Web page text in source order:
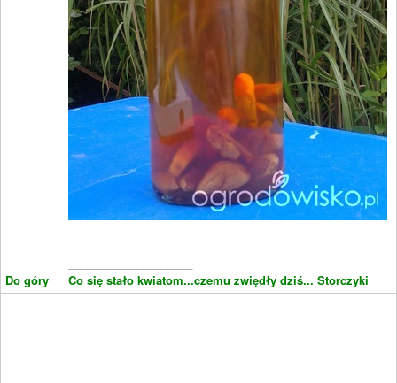
Do góry
Co się stało kwiatom...czemu zwiędły dziś... Storczyki